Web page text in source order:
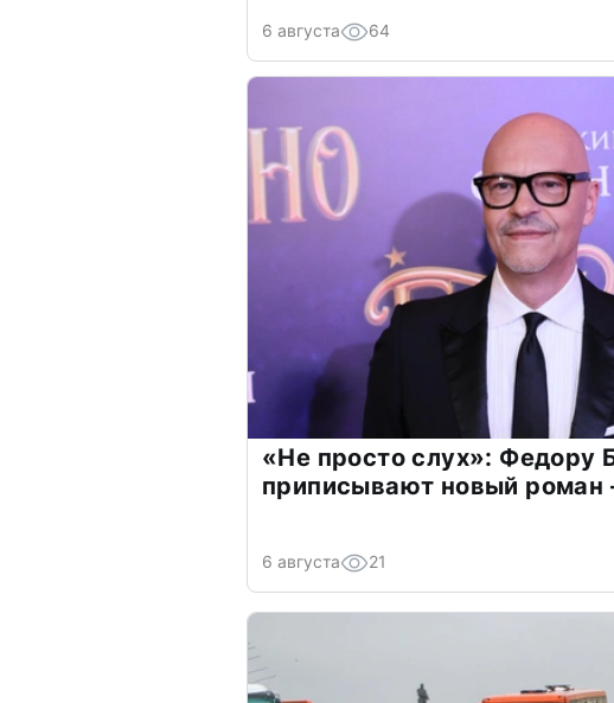
6 августа 64
«Не просто слух»: Федору
приписывают новый
6 августа 21